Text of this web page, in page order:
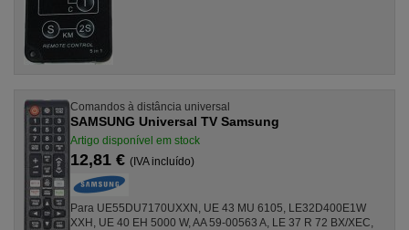
Comandos à distância universal
SAMSUNG Universal TV Samsung
Artigo disponível em stock
12,81 € (IVA incluído)
Para UE55DU7170UXXN, UE 43 MU 6105, LE32D400E1W
XXH, UE 40 EH 5000 W, AA 59-00563 A, LE 37 R 72 BX/XEC,